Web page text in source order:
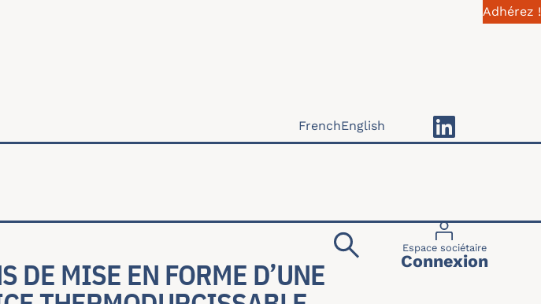
Adhérez !
Menu du
Espace sociétaire
Connexion
FrenchEnglish
DE MISE EN FORME D’UNE